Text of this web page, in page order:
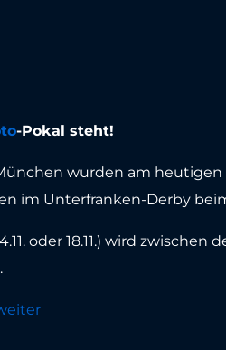
-Pokal steht!
wurden am
im Unterfranken-Derby
oder 18.11.) wird